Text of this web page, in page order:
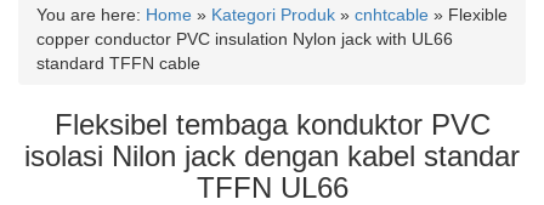
i
n
You are here: Home » Kategori Produk » cnhtcable » Flexible
copper conductor PVC insulation Nylon jack with UL66
standard TFFN cable
Fleksibel tembaga konduktor PVC
isolasi Nilon jack dengan kabel standar
TFFN UL66